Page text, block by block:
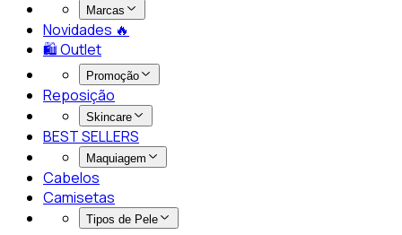
Marcas
Novidades 🔥​
🛍️ Outlet
Promoção
Reposição
Skincare
BEST SELLERS
Maquiagem
Cabelos
Camisetas
Tipos de Pele